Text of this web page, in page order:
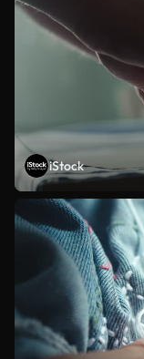
iStock